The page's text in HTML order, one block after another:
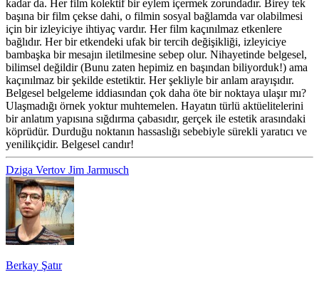
kadar da. Her film kolektif bir eylem içermek zorundadır. Birey tek
başına bir film çekse dahi, o filmin sosyal bağlamda var olabilmesi
için bir izleyiciye ihtiyaç vardır. Her film kaçınılmaz etkenlere
bağlıdır. Her bir etkendeki ufak bir tercih değişikliği, izleyiciye
bambaşka bir mesajın iletilmesine sebep olur. Nihayetinde belgesel,
bilimsel değildir (Bunu zaten hepimiz en başından biliyorduk!) ama
kaçınılmaz bir şekilde estetiktir. Her şekliyle bir anlam arayışıdır.
Belgesel belgeleme iddiasından çok daha öte bir noktaya ulaşır mı?
Ulaşmadığı örnek yoktur muhtemelen. Hayatın türlü aktüelitelerini
bir anlatım yapısına sığdırma çabasıdır, gerçek ile estetik arasındaki
köprüdür. Durduğu noktanın hassaslığı sebebiyle sürekli yaratıcı ve
yenilikçidir. Belgesel candır!
Dziga Vertov Jim Jarmusch
Berkay Şatır